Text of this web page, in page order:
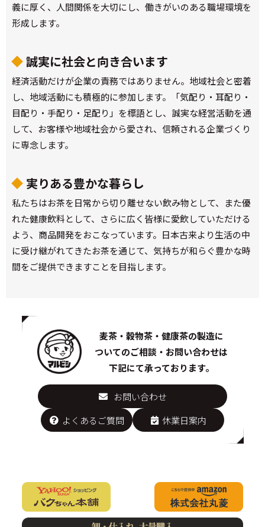
義に厚く、人間関係を大切にし、働きがいのある職場環境を
形成します。
誠実に社会と向き合います
経済活動だけが企業の責務ではありません。地域社会と密着
し、地域活動にも積極的に参加します。「気配り・耳配り・
目配り・手配り・足配り」を標語とし、誠実な経営活動を通
して、お客様や地域社会から愛され、信頼される企業づくり
に専念します。
実りある豊かな暮らし
私たちはお茶を日常から切り離せない飲み物として、また優
れた健康飲料として、さらに広く皆様に愛飲していただける
よう、商品開発をおこなっています。日本古来より生活の中
に受け継がれてきたお茶を通じて、気持ちが和らぐ豊かな時
間をご提供できますことを目指します。
麦茶・穀物茶・健康茶の製造に
ついてのご相談・お問い合わせは
下記にて承っております。
お問い合わせ
よくあるご質問
休業日案内